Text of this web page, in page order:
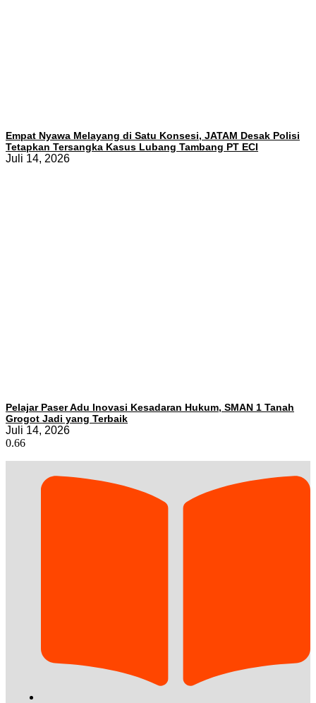
Empat Nyawa Melayang di Satu Konsesi, JATAM Desak Polisi
Tetapkan Tersangka Kasus Lubang Tambang PT ECI
Juli 14, 2026
Pelajar Paser Adu Inovasi Kesadaran Hukum, SMAN 1 Tanah
Grogot Jadi yang Terbaik
Juli 14, 2026